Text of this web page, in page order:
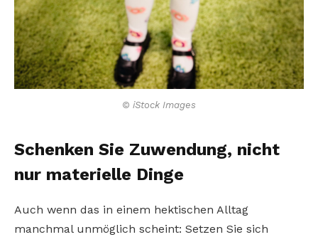
© iStock Images
Schenken Sie Zuwendung, nicht
nur materielle Dinge
Auch wenn das in einem hektischen Alltag
manchmal unmöglich scheint: Setzen Sie sich